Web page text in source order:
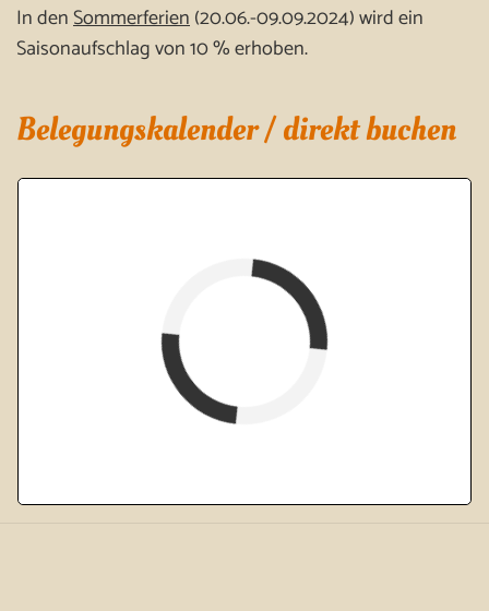
In denSommerferien(20.06.-09.09.2024) wird ein
Saisonaufschlag von 10 % erhoben.
Belegungskalender / direkt buchen
verfügbar (Anreise)